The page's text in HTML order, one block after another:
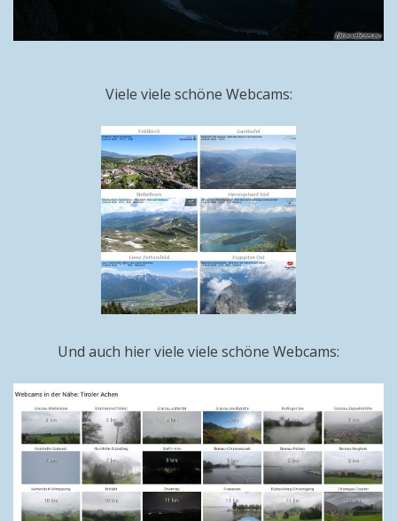
Viele viele schöne Webcams:
Und auch hier viele viele schöne Webcams: